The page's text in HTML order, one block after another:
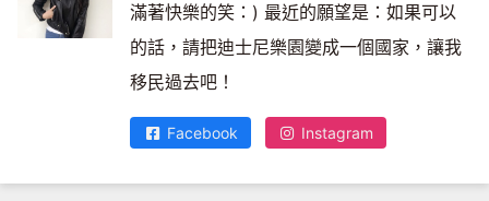
滿著快樂的笑：) 最近的願望是：如果可以
的話，請把迪士尼樂園變成一個國家，讓我
移民過去吧！
Facebook Instagram